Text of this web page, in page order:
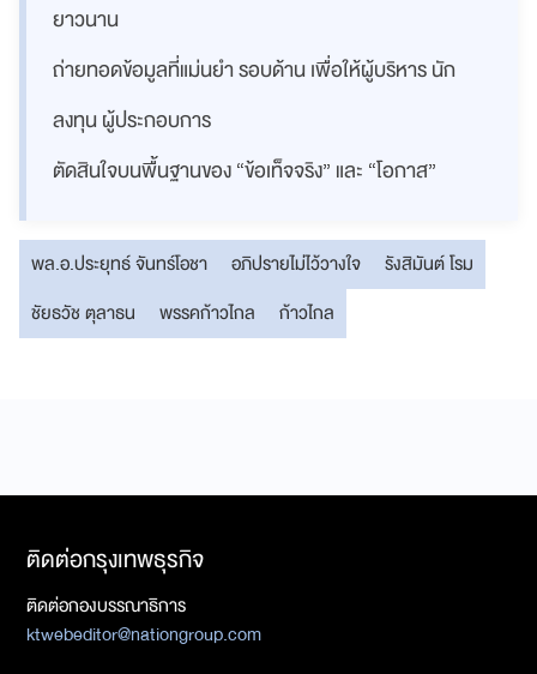
ยาวนาน
ถ่ายทอดข้อมูลที่แม่นยำ รอบด้าน เพื่อให้ผู้บริหาร นัก
ลงทุน ผู้ประกอบการ
ตัดสินใจบนพื้นฐานของ “ข้อเท็จจริง” และ “โอกาส”
พล.อ.ประยุทธ์ จันทร์โอชา อภิปรายไม่ไว้วางใจ
รังสิมันต์ โรม
ชัยธวัช ตุลาธน
พรรคก้าวไกล ก้าวไกล
ติดต่อกรุงเทพธุรกิจ
ติดต่อกองบรรณาธิการ
ktwebeditor@nationgroup.com